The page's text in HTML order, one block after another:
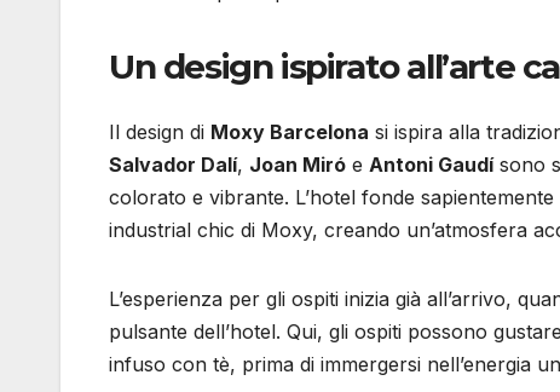
Un design ispirato all’arte
Il design di Moxy Barcelona si ispira alla
Salvador Dalí, Joan Miró e Antoni Gaudísono
colorato e vibrante. L’hotel fonde
industrial chic di Moxy, creando un’atmosfera
L’esperienza per gli ospiti inizia già all’arrivo,
pulsante dell’hotel. Qui, gli ospiti possono
infuso con tè, prima di immergersi nell’energia